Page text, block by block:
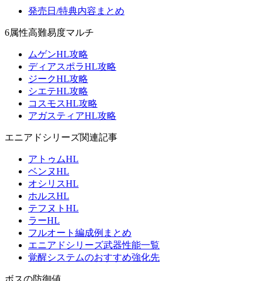
発売日/特典内容まとめ
6属性高難易度マルチ
ムゲンHL攻略
ディアスポラHL攻略
ジークHL攻略
シエテHL攻略
コスモスHL攻略
アガスティアHL攻略
エニアドシリーズ関連記事
アトゥムHL
ベンヌHL
オシリスHL
ホルスHL
テフヌトHL
ラーHL
フルオート編成例まとめ
エニアドシリーズ武器性能一覧
覚醒システムのおすすめ強化先
ボスの防御値